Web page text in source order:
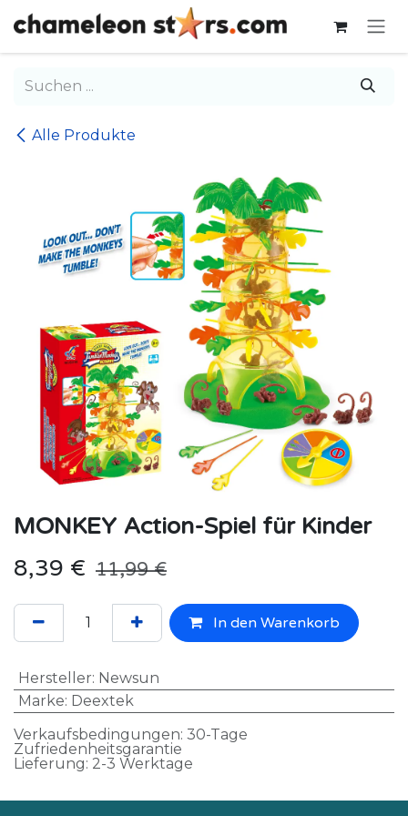
Zum Inhalt springen
Alle Produkte
MONKEY Action-Spiel für Kinder
8,39 € 11,99€
In den Warenkorb
Hersteller: Newsun
Marke: Deextek
Verkaufsbedingungen: 30-Tage
Zufriedenheitsgarantie
Lieferung: 2-3 Werktage